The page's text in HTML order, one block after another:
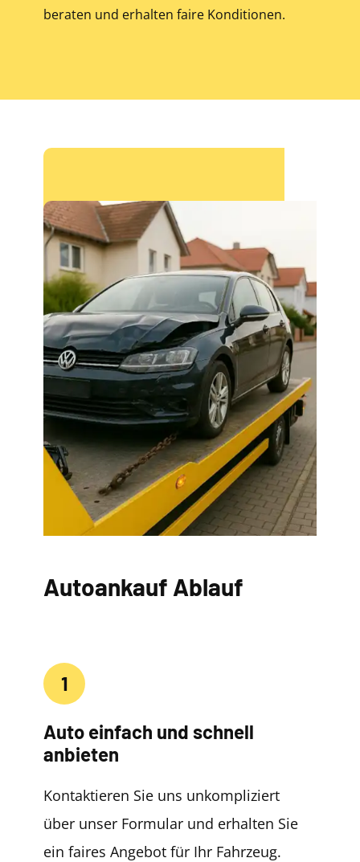
beraten und erhalten faire Konditionen.
Autoankauf Ablauf
1
Auto einfach und schnell
anbieten
Kontaktieren Sie uns unkompliziert
über unser Formular und erhalten Sie
ein faires Angebot für Ihr Fahrzeug.